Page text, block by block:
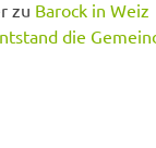
zu Barock in Weiz
die